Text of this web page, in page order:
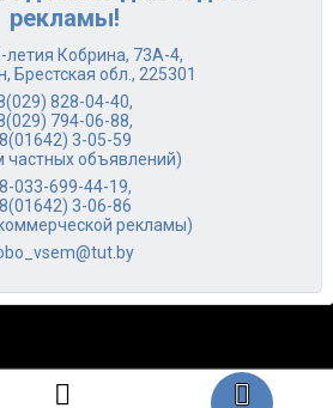
рекламы!
летия Кобрина, 73А-4,
Брестская обл., 225301
828-04-40,
794-06-88,
8(01642) 3-05-59
частных объявлений)
8-033-699-44-19,
8(01642) 3-06-86
рекламы)